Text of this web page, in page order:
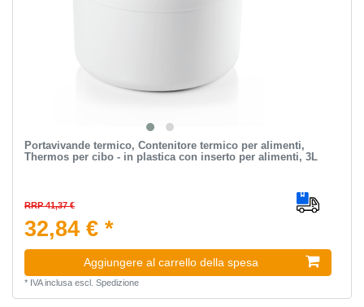
Portavivande termico, Contenitore termico per alimenti,
Thermos per cibo - in plastica con inserto per alimenti, 3L
RRP 41,37 €
32,84 € *
Aggiungere al carrello della spesa
* IVA inclusaescl. Spedizione